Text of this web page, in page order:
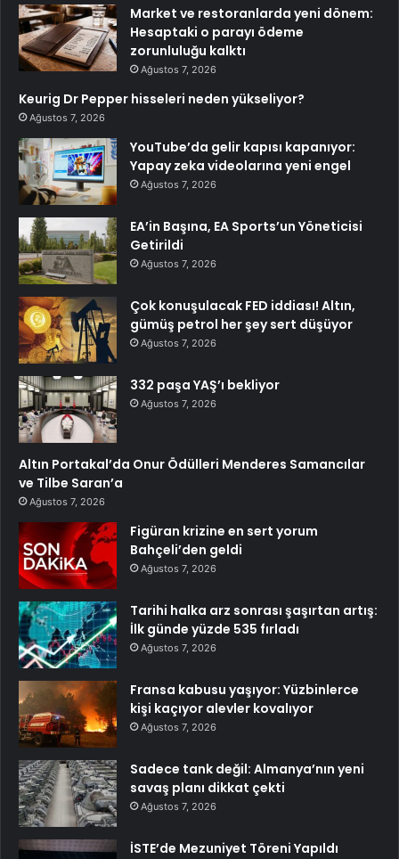
Market ve restoranlarda yeni dönem:
Hesaptaki o parayı ödeme
zorunluluğu kalktı
Ağustos 7, 2026
Keurig Dr Pepper hisseleri neden yükseliyor?
Ağustos 7, 2026
YouTube’da gelir kapısı kapanıyor:
Yapay zeka videolarına yeni engel
Ağustos 7, 2026
EA’in Başına, EA Sports’un Yöneticisi
Getirildi
Ağustos 7, 2026
Çok konuşulacak FED iddiası! Altın,
gümüş petrol her şey sert düşüyor
Ağustos 7, 2026
332 paşa YAŞ’ı bekliyor
Ağustos 7, 2026
Altın Portakal’da Onur Ödülleri Menderes Samancılar
ve Tilbe Saran’a
Ağustos 7, 2026
Figüran krizine en sert yorum
Bahçeli’den geldi
Ağustos 7, 2026
Tarihi halka arz sonrası şaşırtan artış:
İlk günde yüzde 535 fırladı
Ağustos 7, 2026
Fransa kabusu yaşıyor: Yüzbinlerce
kişi kaçıyor alevler kovalıyor
Ağustos 7, 2026
Sadece tank değil: Almanya’nın yeni
savaş planı dikkat çekti
Ağustos 7, 2026
İSTE’de Mezuniyet Töreni Yapıldı